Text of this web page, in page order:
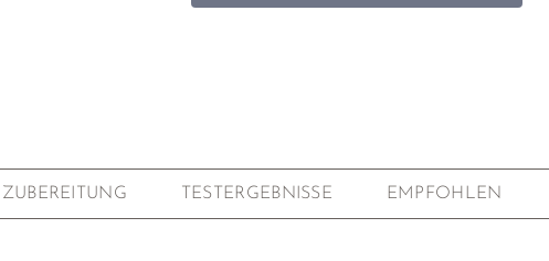
Handernte, Welken, Rollen, Oxidation, Trocknung bei 100°
ZUBEREITUNG TESTERGEBNISSE EMPFOHLEN